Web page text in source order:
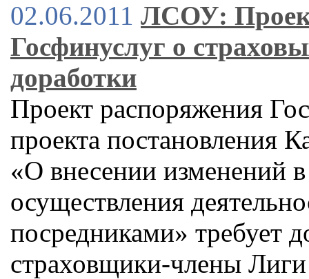
02.06.2011 ЛСОУ:
Госфинуслуг о
доработки
Проект распоряжения
проекта постановления
«О внесении изменений
осуществления
посредниками» требует
страховщики-члены